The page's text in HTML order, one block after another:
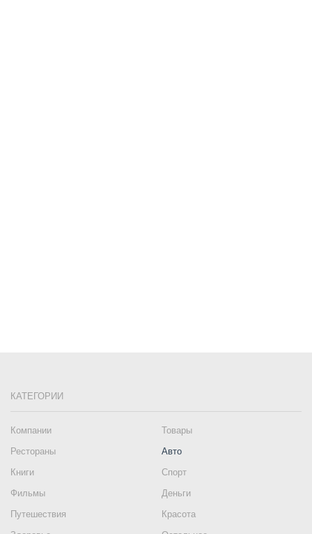
КАТЕГОРИИ
Компании
Товары
Рестораны
Авто
Книги
Спорт
Фильмы
Деньги
Путешествия
Красота